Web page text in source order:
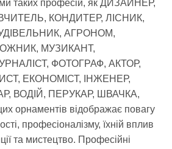
таких професій, як ДИЗАЙНЕР,
КОНДИТЕР, ЛІСНИК,
АГРОНОМ,
МУЗИКАНТ,
ФОТОГРАФ, АКТОР,
ЕКОНОМІСТ, ІНЖЕНЕР,
ВОДІЙ, ПЕРУКАР, ШВАЧКА,
орнаментів відображає повагу
професіоналізму, їхній вплив
та мистецтво. Професійні